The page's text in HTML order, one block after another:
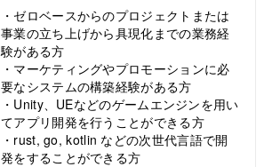
・ゼロベースからのプロジェクトまたは
事業の立ち上げから具現化までの業務経
験がある方
・マーケティングやプロモーションに必
要なシステムの構築経験がある方
・Unity、UEなどのゲームエンジンを用い
てアプリ開発を行うことができる方
・rust, go, kotlin などの次世代言語で開
発をすることができる方